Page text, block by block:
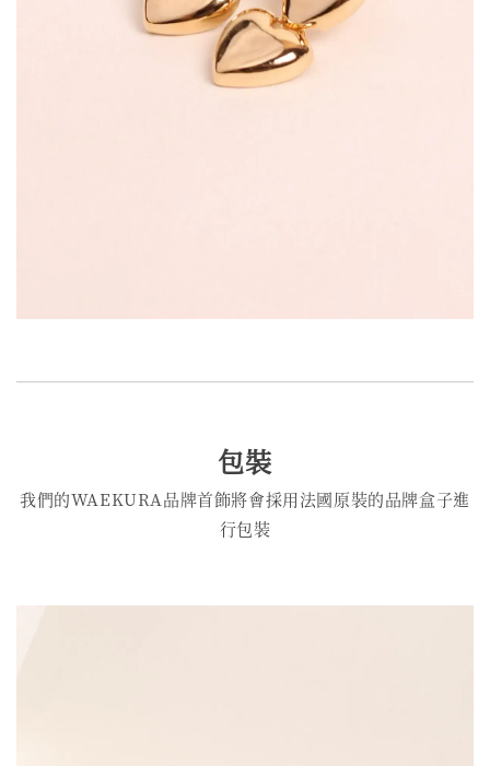
包裝
我們的WAEKURA品牌首飾將會採用法國原裝的品牌盒子進
行包裝